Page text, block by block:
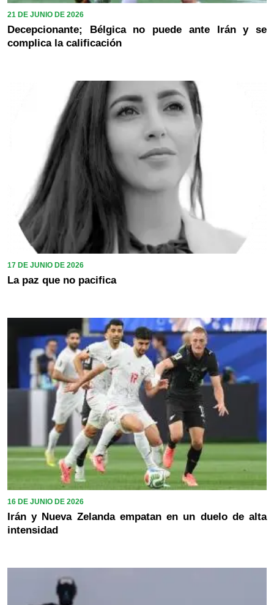
21 DE JUNIO DE 2026
Decepcionante; Bélgica no puede ante Irán y se
complica la calificación
17 DE JUNIO DE 2026
La paz que no pacifica
16 DE JUNIO DE 2026
Irán y Nueva Zelanda empatan en un duelo de alta
intensidad